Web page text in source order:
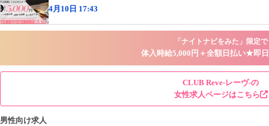
4月10日 17:43
「ナイトナビをみた」限定で
体入時給5,000円＋全額日払い★即
CLUB Reve-レーヴ-の
女性求人ページはこちら
男性向け求人